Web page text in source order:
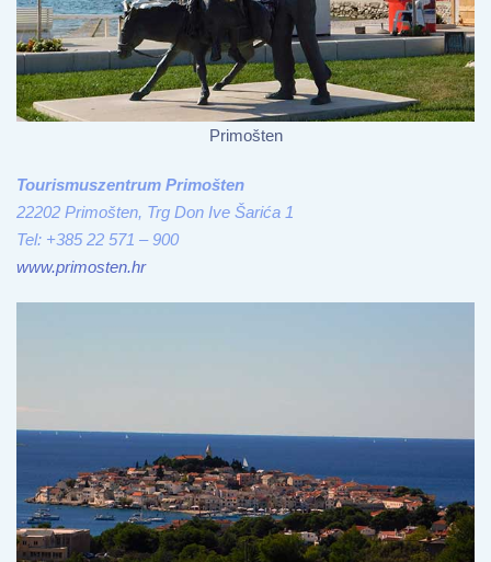
Primošten
Tourismuszentrum Primošten
22202 Primošten, Trg Don Ive Šarića 1
Tel: +385 22 571 – 900
www.primosten.hr